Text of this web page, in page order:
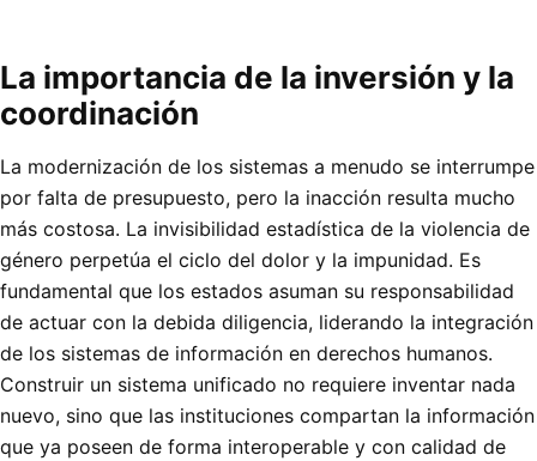
La importancia de la inversión y la
coordinación
La modernización de los sistemas a menudo se interrumpe
por falta de presupuesto, pero la inacción resulta mucho
más costosa. La invisibilidad estadística de la violencia de
género perpetúa el ciclo del dolor y la impunidad. Es
fundamental que los estados asuman su responsabilidad
de actuar con la debida diligencia, liderando la integración
de los sistemas de información en derechos humanos.
Construir un sistema unificado no requiere inventar nada
nuevo, sino que las instituciones compartan la información
que ya poseen de forma interoperable y con calidad de